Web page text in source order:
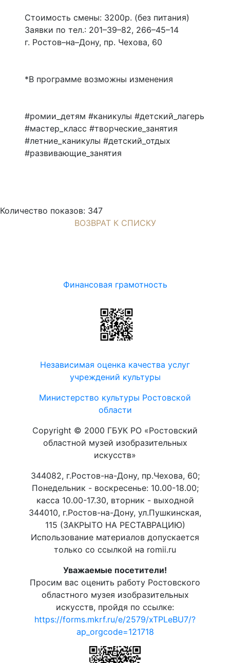
Стоимость смены: 3200р. (без питания)
Заявки по тел.: 201–39–82, 266–45–14
г. Ростов–на–Дону, пр. Чехова, 60
*В программе возможны изменения
#ромии_детям #каникулы #детский_лагерь
#мастер_класс #творческие_занятия
#летние_каникулы #детский_отдых
#развивающие_занятия
Количество показов: 347
ВОЗВРАТ К СПИСКУ
Финансовая грамотность
Независимая оценка качества услуг
учреждений культуры
Министерство культуры Ростовской
области
Copyright © 2000 ГБУК РО «Ростовский
областной музей изобразительных
искусств»
344082, г.Ростов-на-Дону, пр.Чехова, 60;
Понедельник - воскресенье: 10.00-18.00;
касса 10.00-17.30, вторник - выходной
344010, г.Ростов-на-Дону, ул.Пушкинская,
115 (ЗАКРЫТО НА РЕСТАВРАЦИЮ)
Использование материалов допускается
только со ссылкой на romii.ru
Уважаемые посетители!
Просим вас оценить работу Ростовского
областного музея изобразительных
искусств, пройдя по ссылке:
https://forms.mkrf.ru/e/2579/xTPLeBU7/?
ap_orgcode=121718